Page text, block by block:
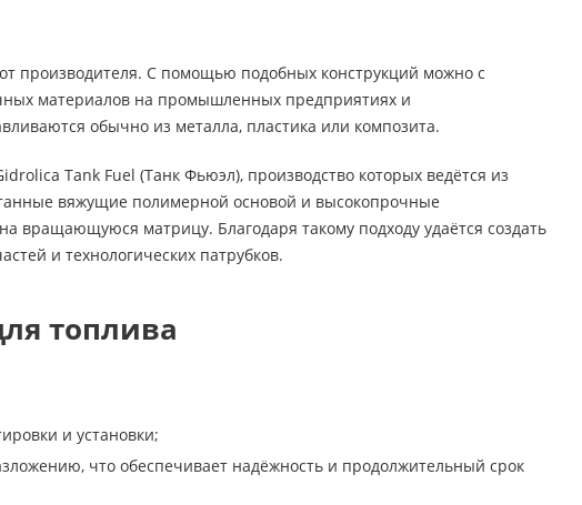
производителя. С помощью подобных конструкций можно с
материалов на промышленных предприятиях и
обычно из металла, пластика или композита.
Tank Fuel (Танк Фьюэл), производство которых ведётся из
вяжущие полимерной основой и высокопрочные
вращающуюся матрицу. Благодаря такому подходу удаётся создать
и технологических патрубков.
топлива
и установки;
что обеспечивает надёжность и продолжительный срок